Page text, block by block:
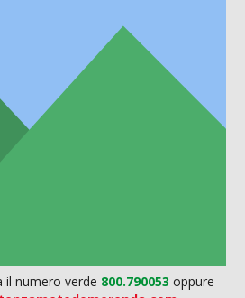
il numero verde 800.790053 oppure